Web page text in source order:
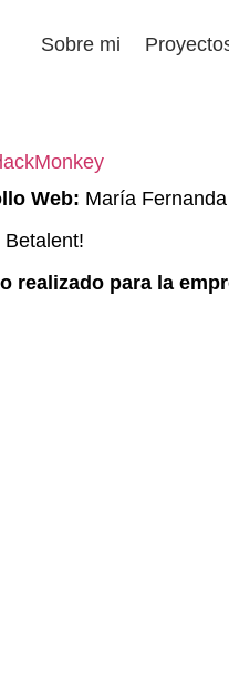
Sobre mi
Web: María
Betalent!
realizado para la